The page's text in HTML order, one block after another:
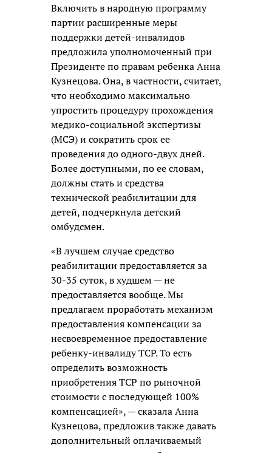
Включить в народную программу
партии расширенные меры
поддержки детей-инвалидов
предложила уполномоченный при
Президенте по правам ребенка Анна
Кузнецова. Она, в частности, считает,
что необходимо максимально
упростить процедуру прохождения
медико-социальной экспертизы
(МСЭ) и сократить срок ее
проведения до одного-двух дней.
Более доступными, по ее словам,
должны стать и средства
технической реабилитации для
детей, подчеркнула детский
омбудсмен.
«В лучшем случае средство
реабилитации предоставляется за
30-35 суток, в худшем — не
предоставляется вообще. Мы
предлагаем проработать механизм
предоставления компенсации за
несвоевременное предоставление
ребенку-инвалиду ТСР. То есть
определить возможность
приобретения ТСР по рыночной
стоимости с последующей 100%
компенсацией», — сказала Анна
Кузнецова, предложив также давать
дополнительный оплачиваемый